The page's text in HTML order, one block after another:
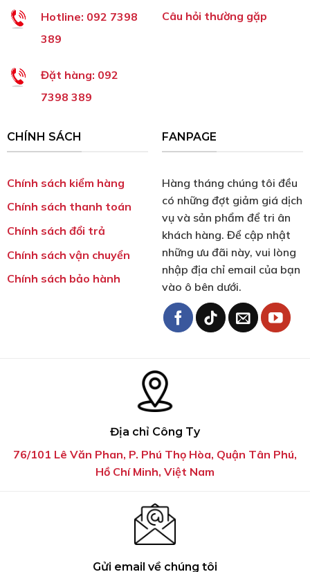
Hotline: 092 7398
389
Đặt hàng: 092
7398 389
Câu hỏi thường gặp
CHÍNH SÁCH
Chính sách kiểm hàng
Chính sách thanh toán
Chính sách đổi trả
Chính sách vận chuyển
Chính sách bảo hành
FANPAGE
Hàng tháng chúng tôi đều
có những đợt giảm giá dịch
vụ và sản phẩm để tri ân
khách hàng. Để cập nhật
những ưu đãi này, vui lòng
nhập địa chỉ email của bạn
vào ô bên dưới.
Địa chỉ Công Ty
76/101 Lê Văn Phan, P. Phú Thọ Hòa, Quận Tân Phú,
Hồ Chí Minh, Việt Nam
Gửi email về chúng tôi